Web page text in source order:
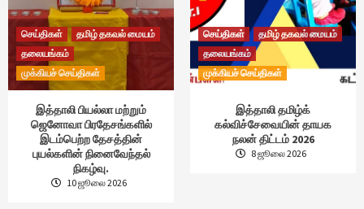
செய்திகள்
தமிழ் தகவல் மையம்
தலையங்கம்
முக்கியச் செய்திகள்
இத்தாலி பியல்லா மற்றும்
ஜெனோவா பிரதேசங்களில்
இடம்பெற்ற தேசத்தின்
புயல்களின் நினைவேந்தல்
நிகழ்வு.
10 ஜூலை 2026
செய்திகள்
தமிழ் தகவல் மையம்
தலையங்கம்
முக்கியச் செய்திகள்
இத்தாலி தமிழ்க்
கல்விச்சேவையின் தாயக
நலன் திட்டம் 2026
8 ஜூலை 2026